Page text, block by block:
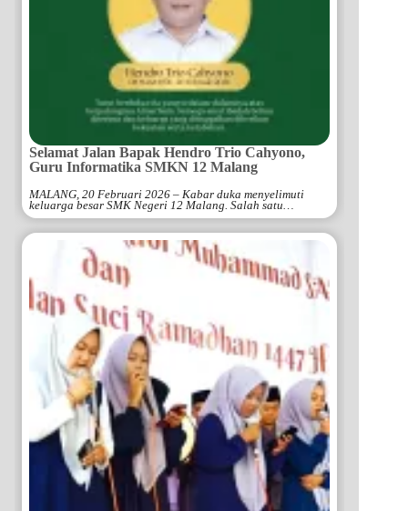
Selamat Jalan Bapak Hendro Trio Cahyono,
Guru Informatika SMKN 12 Malang
MALANG, 20 Februari 2026 – Kabar duka menyelimuti
keluarga besar SMK Negeri 12 Malang. Salah satu…